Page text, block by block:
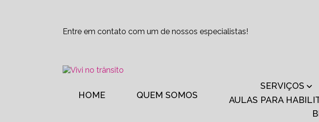
Entre em contato com um de nossos especialistas!
HOME QUEM SOMOS
SERVIÇOS
AULAS PARA